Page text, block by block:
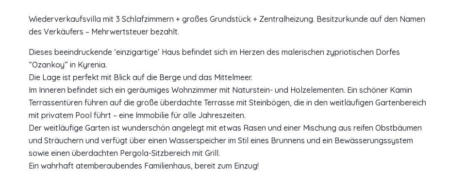
Wiederverkaufsvilla mit 3 Schlafzimmern + großes Grundstück + Zentralheizung. Besitzurkunde auf den Namen
des Verkäufers – Mehrwertsteuer bezahlt.
Dieses beeindruckende ‘einzigartige’ Haus befindet sich im Herzen des malerischen zypriotischen Dorfes
“Ozankoy” in Kyrenia.
Die Lage ist perfekt mit Blick auf die Berge und das Mittelmeer.
Im Inneren befindet sich ein geräumiges Wohnzimmer mit Naturstein- und Holzelementen. Ein schöner Kamin
Terrassentüren führen auf die große überdachte Terrasse mit Steinbögen, die in den weitläufigen Gartenbereich
mit privatem Pool führt – eine Immobilie für alle Jahreszeiten.
Der weitläufige Garten ist wunderschön angelegt mit etwas Rasen und einer Mischung aus reifen Obstbäumen
und Sträuchern und verfügt über einen Wasserspeicher im Stil eines Brunnens und ein Bewässerungssystem
sowie einen überdachten Pergola-Sitzbereich mit Grill.
Ein wahrhaft atemberaubendes Familienhaus, bereit zum Einzug!